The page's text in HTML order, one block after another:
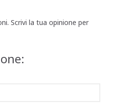
Scrivi la tua opinione per